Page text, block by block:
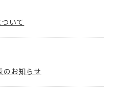
いて
お知らせ